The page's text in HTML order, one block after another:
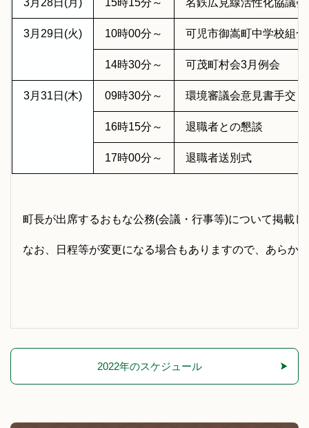
3月29日(火) 10時00分～ 可児市御嵩町中学校組
14時30分～ 可茂町村会3月例会
3月31日(木) 09時30分～ 環境審議会意見書手交
16時15分～ 退職者との懇談
17時00分～ 退職者送別式
町長が出席するおもな公務(会議・行事等)について掲載し
なお、日程等が変更になる場合もありますので、あらか
2022年のスケジュール